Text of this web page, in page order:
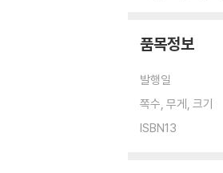
품목정보
발행일
쪽수, 무게, 크기
ISBN13